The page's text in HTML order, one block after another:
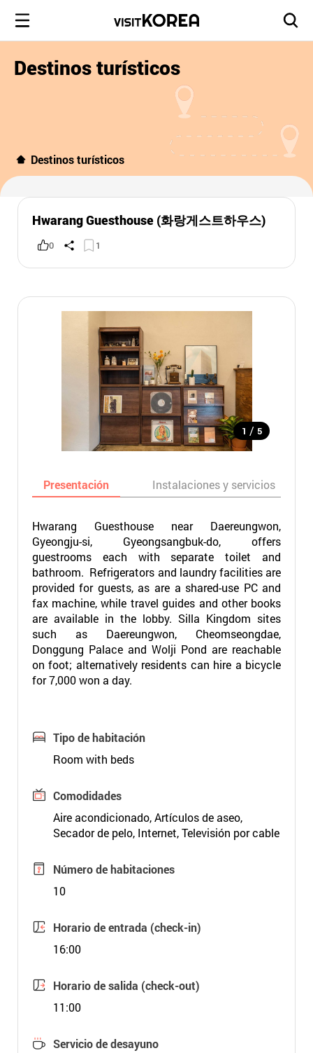
Destinos turísticos
Destinos turísticos
Hwarang Guesthouse (화랑게스트하우스)
0 1
1 / 5
Presentación Instalaciones y servicios
Hwarang Guesthouse near Daereungwon,
Gyeongju-si, Gyeongsangbuk-do, offers
guestrooms each with separate toilet and
bathroom. Refrigerators and laundry facilities are
provided for guests, as are a shared-use PC and
fax machine, while travel guides and other books
are available in the lobby. Silla Kingdom sites
such as Daereungwon, Cheomseongdae,
Donggung Palace and Wolji Pond are reachable
on foot; alternatively residents can hire a bicycle
for 7,000 won a day.
Tipo de habitación
Room with beds
Comodidades
Aire acondicionado, Artículos de aseo,
Secador de pelo, Internet, Televisión por cable
Número de habitaciones
10
Horario de entrada (check-in)
16:00
Horario de salida (check-out)
11:00
Servicio de desayuno